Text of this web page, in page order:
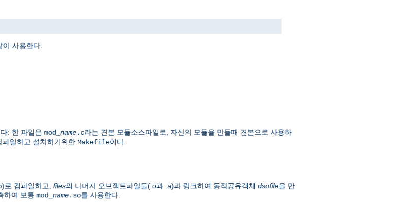
사용한다.
: 한 파일은 mod_ name.c라는 견본 모듈소스파일로, 자신의 모듈을 만들때 견본으로 사용하
일하고 설치하기위한 Makefile이다.
로 컴파일하고, files의 나머지 오브젝트파일들(.o과 .a)과 링크하여 동적공유객체 dsofile을 만
하여 보통 mod_ name.so를 사용한다.